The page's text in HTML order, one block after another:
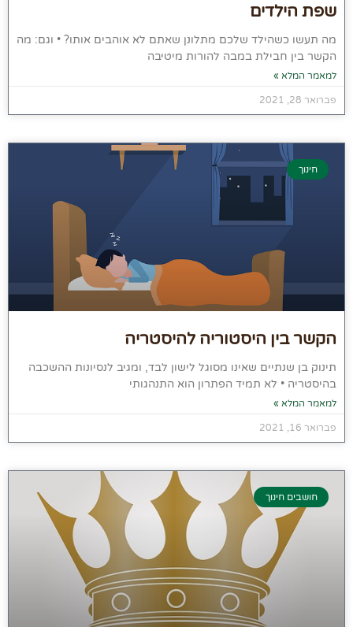
שפת הילדים
מה תעשו כשהילד שלכם מתלונן שאתם לא אוהבים אותו? • וגם: מה
הקשר בין חבילת במבה להורות מיטיבה
למאמר המלא »
פברואר 28, 2021
חינוך
הקשר בין היסטוריה להיסטריה
תינוק בן שנתיים שאינו מסוגל לישון לבד, ומגיב לנסיונות ההשכבה
בהיסטריה • לא תמיד הפתרון הוא התנהגותי
למאמר המלא »
פברואר 16, 2021
חושבים חינוך